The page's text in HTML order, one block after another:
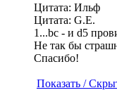
Цитата: Ильф
Цитата: G.E.
1...bc - и d5
Не так бы
Спасибо!
Показать /